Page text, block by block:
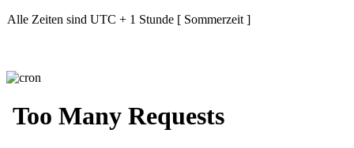
Alle Zeiten sind UTC + 1 Stunde [ Sommerzeit ]